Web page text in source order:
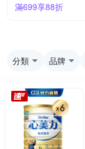
滿699享88折
分類 品牌